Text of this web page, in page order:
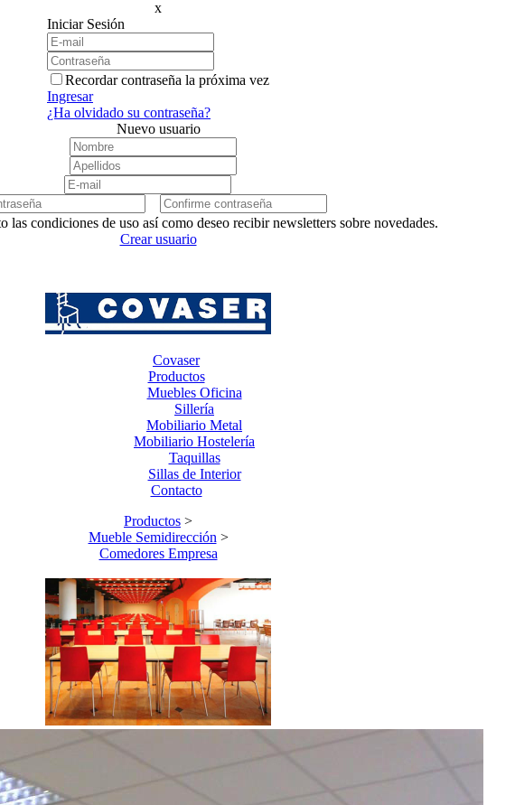
x
Iniciar Sesión
Recordar contraseña la próxima vez
Ingresar
¿Ha olvidado su contraseña?
Nuevo usuario
las condiciones de uso así como deseo recibir newsletters sobre novedades.
Crear usuario
Covaser
Productos
Muebles Oficina
Sillería
Mobiliario Metal
Mobiliario Hostelería
Taquillas
Sillas de Interior
Contacto
Productos >
Mueble Semidirección >
Comedores Empresa